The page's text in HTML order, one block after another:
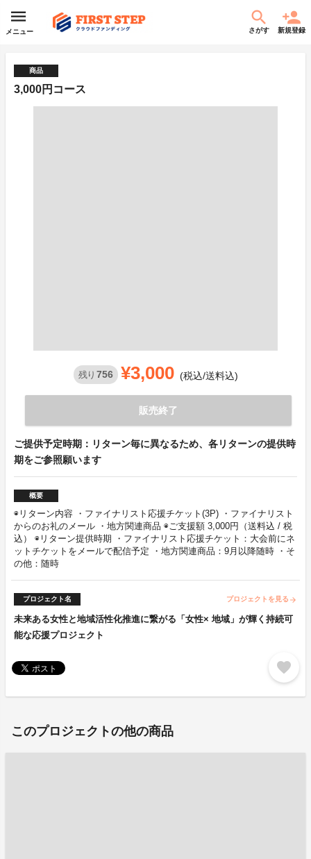
メニュー さがす 新規登録
商品
3,000円コース
残り 756 ¥3,000 (税込/送料込)
販売終了
ご提供予定時期：リターン毎に異なるため、各リターンの提供時
期をご参照願います
概要
◉リターン内容 ・ファイナリスト応援チケット(3P) ・ファイナリスト
からのお礼のメール ・地方関連商品 ◉ご支援額 3,000円（送料込 / 税
込） ◉リターン提供時期 ・ファイナリスト応援チケット：大会前にネ
ットチケットをメールで配信予定 ・地方関連商品：9月以降随時 ・そ
の他：随時
プロジェクト名 プロジェクトを見る arrow_forward
未来ある女性と地域活性化推進に繋がる「女性× 地域」が輝く持続可
能な応援プロジェクト
favorite
このプロジェクトの他の商品